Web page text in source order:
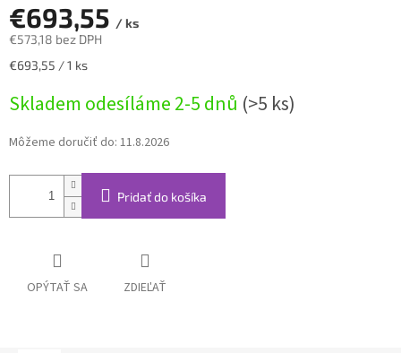
€693,55 / ks
€573,18 bez DPH
Jednotková
€693,55 / 1 ks
Skladem odesíláme 2-5 dnů (>5 ks)
Môžeme doručiť do: 11.8.2026
Pridať do košíka
OPÝTAŤ SA ZDIEĽAŤ